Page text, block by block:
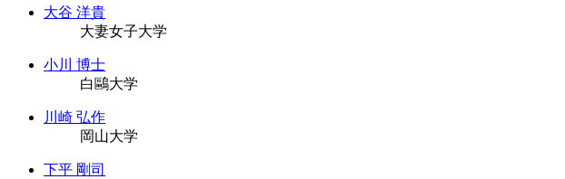
大谷 洋貴
大妻女子大学
小川 博士
白鷗大学
川崎 弘作
岡山大学
下平 剛司